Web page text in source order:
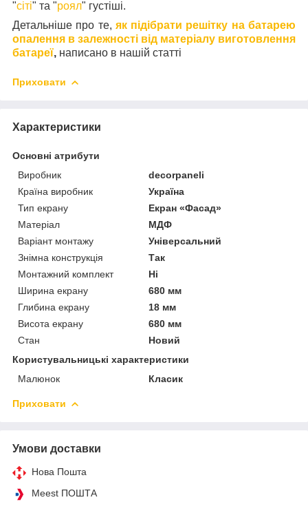
"сіті" та "роял" густіші.
Детальніше про те, як підібрати решітку на батарею
опалення в залежності від матеріалу виготовлення
батареї, написано в нашій статті
Приховати
Характеристики
Основні атрибути
Виробник
decorpaneli
Країна виробник
Україна
Тип екрану
Екран «Фасад»
Матеріал
МДФ
Варіант монтажу
Універсальний
Знімна конструкція
Так
Монтажний комплект
Ні
Ширина екрану
680 мм
Глибина екрану
18 мм
Висота екрану
680 мм
Стан
Новий
Користувальницькі характеристики
Малюнок
Класик
Приховати
Умови доставки
Нова Пошта
Meest ПОШТА